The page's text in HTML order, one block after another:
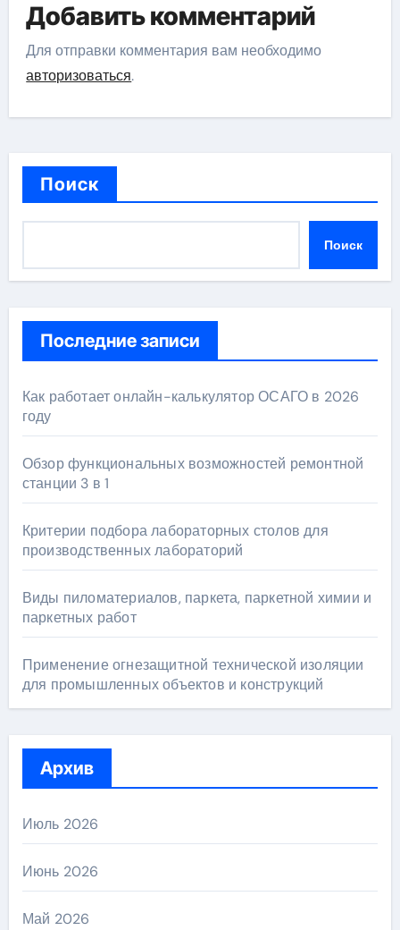
Добавить комментарий
Для отправки комментария вам необходимо
авторизоваться.
Поиск
Поиск
Последние записи
Как работает онлайн-калькулятор ОСАГО в 2026
году
Обзор функциональных возможностей ремонтной
станции 3 в 1
Критерии подбора лабораторных столов для
производственных лабораторий
Виды пиломатериалов, паркета, паркетной химии и
паркетных работ
Применение огнезащитной технической изоляции
для промышленных объектов и конструкций
Архив
Июль 2026
Июнь 2026
Май 2026